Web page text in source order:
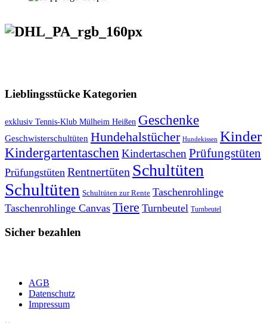
Lieblingsstücke Kategorien
exklusiv Tennis-Klub Mülheim Heißen Geschenke
Geschwisterschultüten Hundehalstücher Hundekissen Kinder
Kindergartentaschen Kindertaschen Prüfungstüten
Prüfungstüten Rentnertüten Schultüten
Schultüten Schultüten zur Rente Taschenrohlinge
Taschenrohlinge Canvas Tiere Turnbeutel Turnbeutel
Sicher bezahlen
AGB
Datenschutz
Impressum